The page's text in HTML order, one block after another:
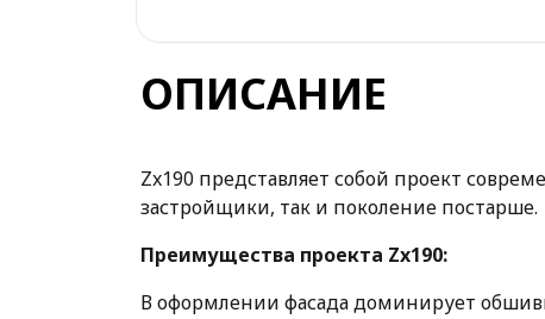
ОПИСАНИЕ
Zx190 представляет собой проект
застройщики, так и поколение постарше.
Преимущества проекта Zx190:
В оформлении фасада доминирует